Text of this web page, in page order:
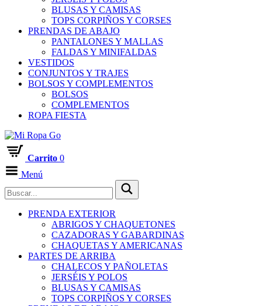
BLUSAS Y CAMISAS
TOPS CORPIÑOS Y CORSES
PRENDAS DE ABAJO
PANTALONES Y MALLAS
FALDAS Y MINIFALDAS
VESTIDOS
CONJUNTOS Y TRAJES
BOLSOS Y COMPLEMENTOS
BOLSOS
COMPLEMENTOS
ROPA FIESTA
Carrito 0
Menú
PRENDA EXTERIOR
ABRIGOS Y CHAQUETONES
CAZADORAS Y GABARDINAS
CHAQUETAS Y AMERICANAS
PARTES DE ARRIBA
CHALECOS Y PAÑOLETAS
JERSÉIS Y POLOS
BLUSAS Y CAMISAS
TOPS CORPIÑOS Y CORSES